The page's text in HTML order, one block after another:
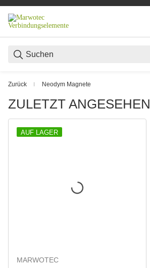
Zurück Neodym Magnete
ZULETZT ANGESEHEN
AUF LAGER
MARWOTEC